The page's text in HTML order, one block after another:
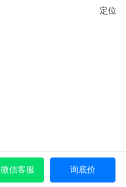
定位
微信客服 询底价